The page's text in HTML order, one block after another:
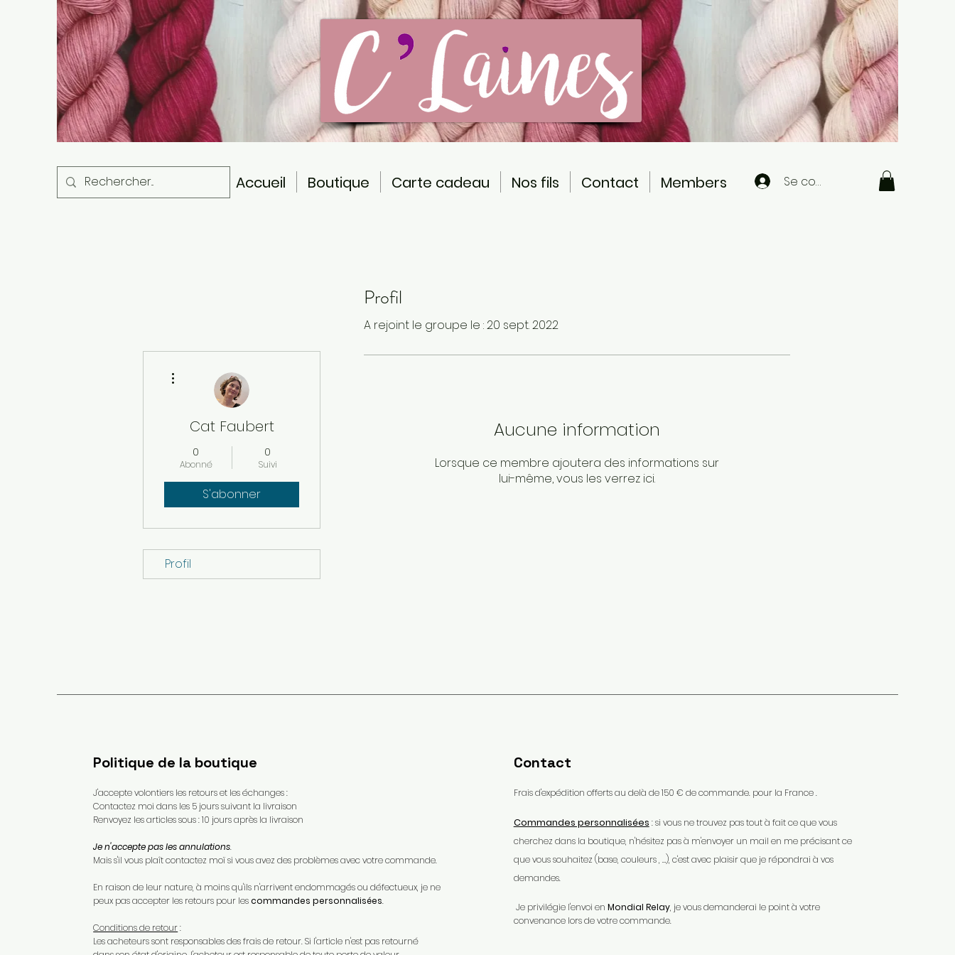
Accueil Boutique Carte cadeau Nos fils Contact Members Se connecter
Profil
A rejoint le groupe le : 20 sept. 2022
Aucune information
Lorsque ce membre ajoutera des informations sur
lui-même, vous les verrez ici.
Cat Faubert
0
Abonné
0
Suivi
S'abonner
Profil
Politique de la boutique
J'accepte volontiers les retours et les échanges :
Contactez moi dans les 5 jours suivant la livraison
Renvoyez les articles sous : 10 jours après la livraison
Je n'accepte pas les annulations.
Mais s'il vous plaît contactez moï si vous avez des problèmes avec votre commande.​
En raison de leur nature, à moins qu'ils n'arrivent endommagés ou défectueux, je ne
peux pas accepter les retours pour lescommandes personnalisées.​
Conditions de retour:
Les acheteurs sont responsables des frais de retour. Si l'article n'est pas retourné
Contact
Frais d'expédition offerts au delà de 150 € de commande. pour la France .
Commandes personnalisées : si vous ne trouvez pas tout à fait ce que vous
cherchez dans la boutique, n'hésitez pas à m'envoyer un mail en me précisant ce
que vous souhaitez (base, couleurs , …), c'est avec plaisir que je répondrai à vos
demandes.
Je privilégie l'envoi en Mondial Relay, je vous demanderai le point à votre
convenance lors de votre commande.